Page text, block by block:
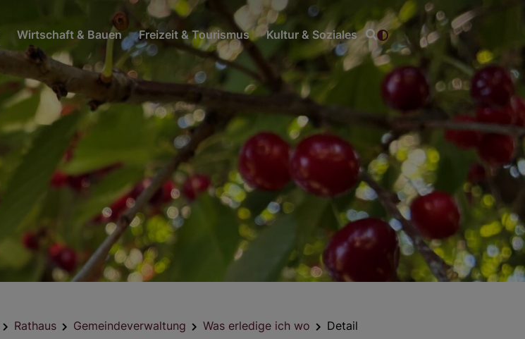
Wirtschaft & Bauen Freizeit & Tourismus Kultur & Soziales
Rathaus Gemeindeverwaltung Was erledige ich wo Detail